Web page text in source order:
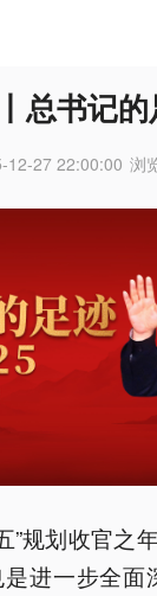
总书记
12-27 22:00:00 浏
”规划收官之
进一步全面